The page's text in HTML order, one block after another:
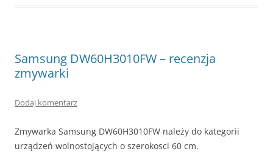
Samsung DW60H3010FW – recenzja
zmywarki
Dodaj komentarz
Zmywarka Samsung DW60H3010FW należy do kategorii
urządzeń wolnostojących o szerokosci 60 cm.